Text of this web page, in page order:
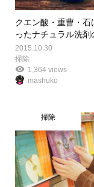
クエン酸・重曹・石
ったナチュラル洗剤
2015.10.30
掃除
1,364 views
mashuko
掃除